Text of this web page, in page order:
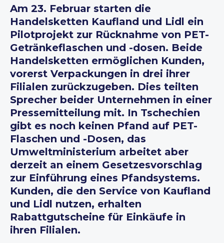
Am 23. Februar starten die
Handelsketten Kaufland und Lidl ein
Pilotprojekt zur Rücknahme von PET-
Getränkeflaschen und -dosen. Beide
Handelsketten ermöglichen Kunden,
vorerst Verpackungen in drei ihrer
Filialen zurückzugeben. Dies teilten
Sprecher beider Unternehmen in einer
Pressemitteilung mit. In Tschechien
gibt es noch keinen Pfand auf PET-
Flaschen und -Dosen, das
Umweltministerium arbeitet aber
derzeit an einem Gesetzesvorschlag
zur Einführung eines Pfandsystems.
Kunden, die den Service von Kaufland
und Lidl nutzen, erhalten
Rabattgutscheine für Einkäufe in
ihren Filialen.